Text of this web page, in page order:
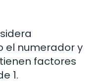
el numerador y
factores
1.